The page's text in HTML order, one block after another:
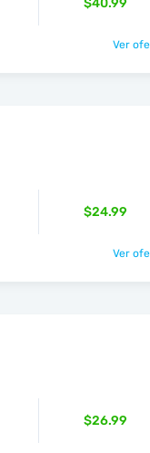
$40.99
Ver
$24.99
Ver
$26.99